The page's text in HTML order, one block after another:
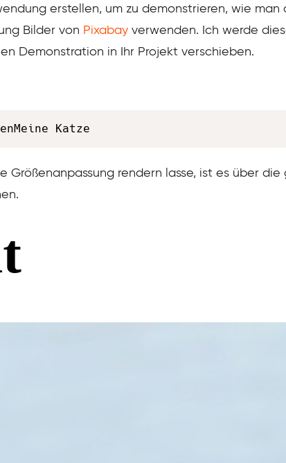
erstellen, um zu demonstrieren, wie man
Bilder von Pixabay verwenden. Ich werde
Demonstration in Ihr Projekt verschieben.
Katze
Größenanpassung rendern lasse, ist es über